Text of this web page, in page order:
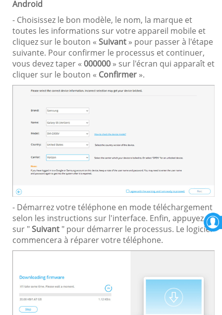
Android
- Choisissez le bon modèle, le nom, la marque et
toutes les informations sur votre appareil mobile et
cliquez sur le bouton « Suivant » pour passer à l'étape
suivante. Pour confirmer le processus et continuer,
vous devez taper « 000000 » sur l'écran qui apparaît et
cliquer sur le bouton « Confirmer ».
- Démarrez votre téléphone en mode téléchargement
selon les instructions sur l'interface. Enfin, appuyez
sur "Suivant " pour démarrer le processus. Le logiciel
commencera à réparer votre téléphone.